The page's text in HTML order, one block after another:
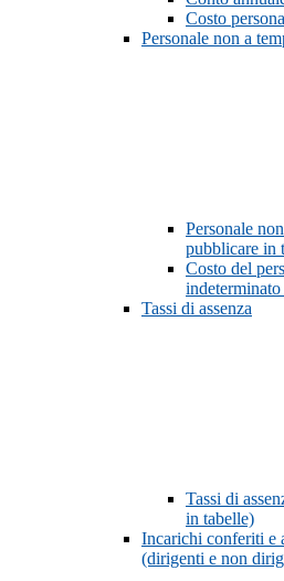
Costo
Personale non a
Personale
pubblicare in
Costo del
Tassi di assenza
Tassi di
in tabelle)
Incarichi conferiti e
(dirigenti e non